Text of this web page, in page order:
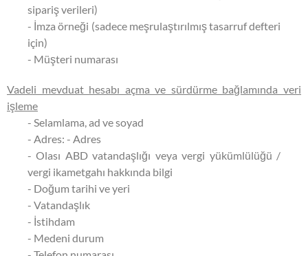
sipariş verileri)
- İmza örneği (sadece meşrulaştırılmış tasarruf defteri
için)
- Müşteri numarası
Vadeli mevduat hesabı açma ve sürdürme bağlamında veri
işleme
- Selamlama, ad ve soyad
- Adres: - Adres
- Olası ABD vatandaşlığı veya vergi yükümlülüğü /
vergi ikametgahı hakkında bilgi
- Doğum tarihi ve yeri
- Vatandaşlık
- İstihdam
- Medeni durum